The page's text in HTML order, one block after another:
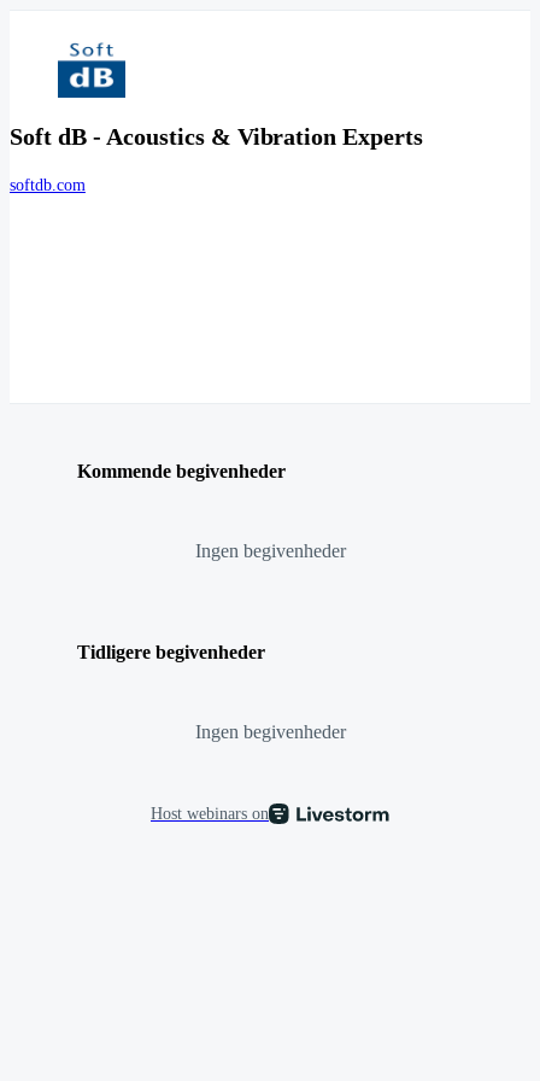
Soft dB - Acoustics & Vibration Experts
softdb.com
Kommende begivenheder
Ingen begivenheder
Tidligere begivenheder
Ingen begivenheder
Host webinars on